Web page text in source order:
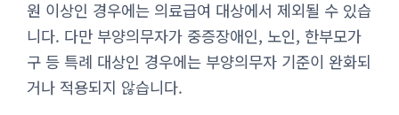
원 이상인 경우에는 의료급여 대상에서 제외될 수 있습
니다. 다만 부양의무자가 중증장애인, 노인, 한부모가
구 등 특례 대상인 경우에는 부양의무자 기준이 완화되
거나 적용되지 않습니다.